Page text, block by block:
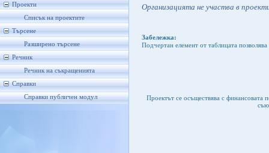
Проекти
Списък на проектите
Търсене
Разширено търсене
Речник
Речник на съкращенията
Справки
Справки публичен модул
Организацията не участва в
Забележка:
Подчертан елемент от таблицата
Проектът се осъществява с финансовата